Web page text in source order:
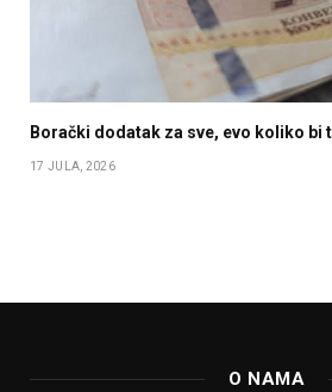
Borački dodatak za sve, evo koliko bi
17 JULA, 2026
O NAMA